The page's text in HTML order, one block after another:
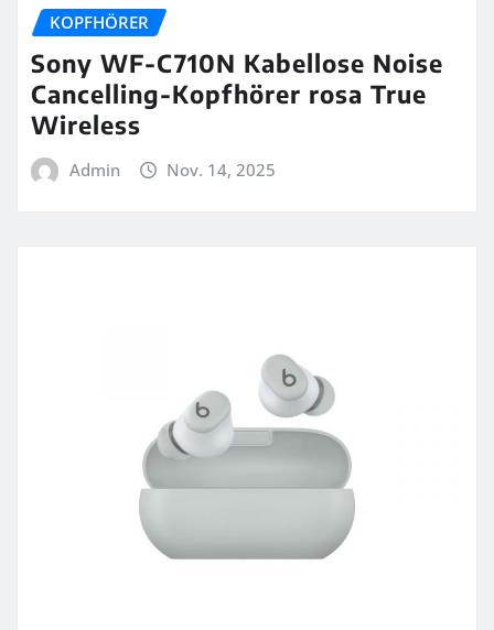
KOPFHÖRER
Sony WF-C710N Kabellose Noise
Cancelling-Kopfhörer rosa True
Wireless
Admin Nov. 14, 2025